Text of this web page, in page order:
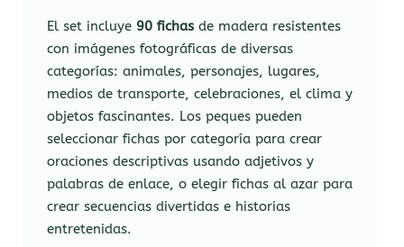
El set incluye 90 fichas de madera resistentes
con imágenes fotográficas de diversas
categorías: animales, personajes, lugares,
medios de transporte, celebraciones, el clima y
objetos fascinantes. Los peques pueden
seleccionar fichas por categoría para crear
oraciones descriptivas usando adjetivos y
palabras de enlace, o elegir fichas al azar para
crear secuencias divertidas e historias
entretenidas.